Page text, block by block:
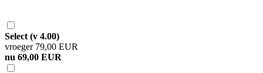
Select (v 4.00)
vroeger 79,00 EUR
nu 69,00 EUR